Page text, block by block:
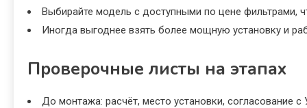
Выбирайте модель с доступными по цене фильтрами,
Иногда выгоднее взять более мощную установку и
Проверочные листы на этапах
До монтажа: расчёт, место установки, согласование